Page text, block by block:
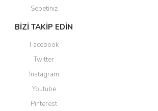
Sepetiniz
BİZİ TAKİP EDİN
Facebook
Twitter
Instagram
Youtube
Pinterest